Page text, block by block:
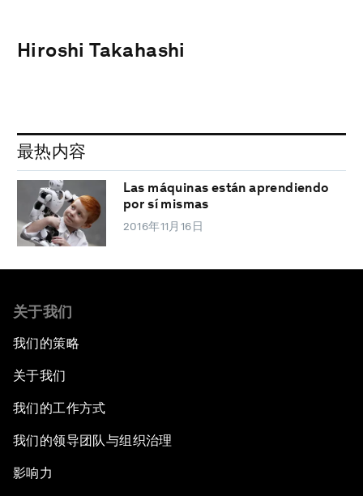
Hiroshi Takahashi
最热内容
Las máquinas están aprendiendo
por sí mismas
2016年11月16日
关于我们
我们的策略
关于我们
我们的工作方式
我们的领导团队与组织治理
影响力